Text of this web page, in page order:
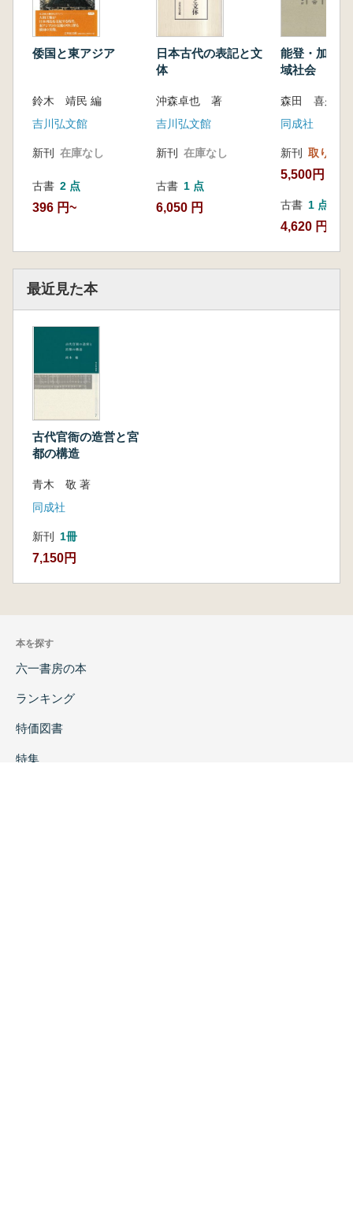
3.楼閣の配置国庁脇殿の空間構造
4.国庁脇殿の空間構造
5.平城宮東区朝堂院出土陶硯の分布とその特
の例
7.楼閣と脇殿からみた国庁の機能
意義
1.大嘗宮の考古学的研究の現状と課題
3.大嘗宮の所在位置とその意義
5.大嘗宮における各施設の遺構的特徴
6.奈良時代における大嘗宮の構造と画期
第9章 都市的空間としての斎宮と武蔵国府
1.国府や斎宮は都市なのか
2.遺構からみた斎宮
3.地鎮遺構と地鎮修法の変遷
4.遺構からみた武蔵国府
5.斎宮と武蔵国府出土の土器・緑釉陶器
7.「都市的」と「都市」とのちがい 斎宮と
武蔵国府の特質
終 章 古代地方官衙と宮都
1.古代地方官衙出現の史的評価
2.古代地方官衙の機能と実態
4.地方官衙に出仕する人びと
5.官衙研究のこれから
倭国と東アジア
鈴木 靖民 編
吉川弘文館
新刊 在庫なし
古書 2 点
396 円~
日本古代の表記と文
体
沖森卓也 著
吉川弘文館
新刊 在庫なし
古書 1 点
6,050 円
能登・加賀
域社会
森田 喜久男
同成社
新刊 取り寄せ
5,500円
古書 1 点
4,620 円
最近見た本
古代官衙の造営と宮
都の構造
青木 敬 著
同成社
新刊 1冊
7,150円
本を探す
六一書房の本
ランキング
特価図書
特集